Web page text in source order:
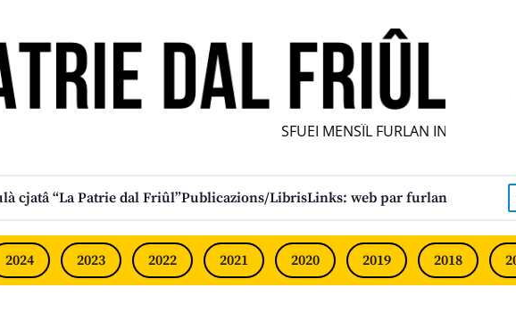
SFUEI MENSÎL FURLAN
cjatâ “La Patrie dal Friûl”Publicazions/LibrisLinks: web par furlan
2024 2023 2022 2021 2020 2019 2018